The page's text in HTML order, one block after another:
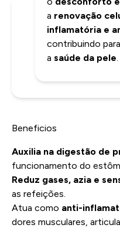
a renovação
inflamatória e
contribuindo
a saúde da pele.
Beneficios
Auxilia na digestão de
funcionamento do
Reduz gases, azia e
as refeições.
Atua como anti-
dores musculares,